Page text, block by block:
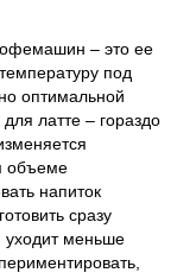
– это ее
под
оптимальной
латте – гораздо
объеме
напиток
сразу
уходит меньше